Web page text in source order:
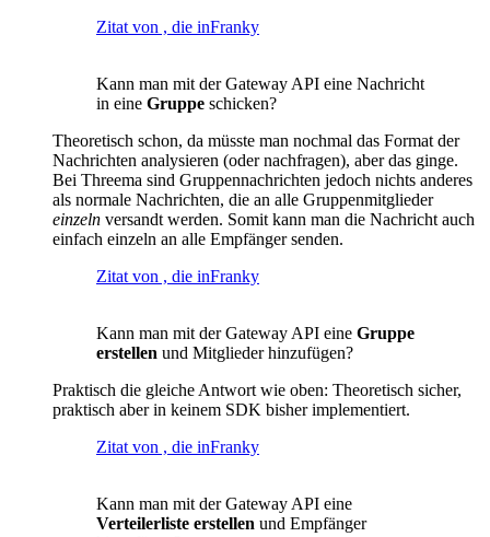
Zitat von , die inFranky
Kann man mit der Gateway API eine Nachricht
in eine Gruppe schicken?
Theoretisch schon, da müsste man nochmal das Format der
Nachrichten analysieren (oder nachfragen), aber das ginge.
Bei Threema sind Gruppennachrichten jedoch nichts anderes
als normale Nachrichten, die an alle Gruppenmitglieder
einzeln versandt werden. Somit kann man die Nachricht auch
einfach einzeln an alle Empfänger senden.
Zitat von , die inFranky
Kann man mit der Gateway API eine Gruppe
erstellen und Mitglieder hinzufügen?
Praktisch die gleiche Antwort wie oben: Theoretisch sicher,
praktisch aber in keinem SDK bisher implementiert.
Zitat von , die inFranky
Kann man mit der Gateway API eine
Verteilerliste erstellen und Empfänger